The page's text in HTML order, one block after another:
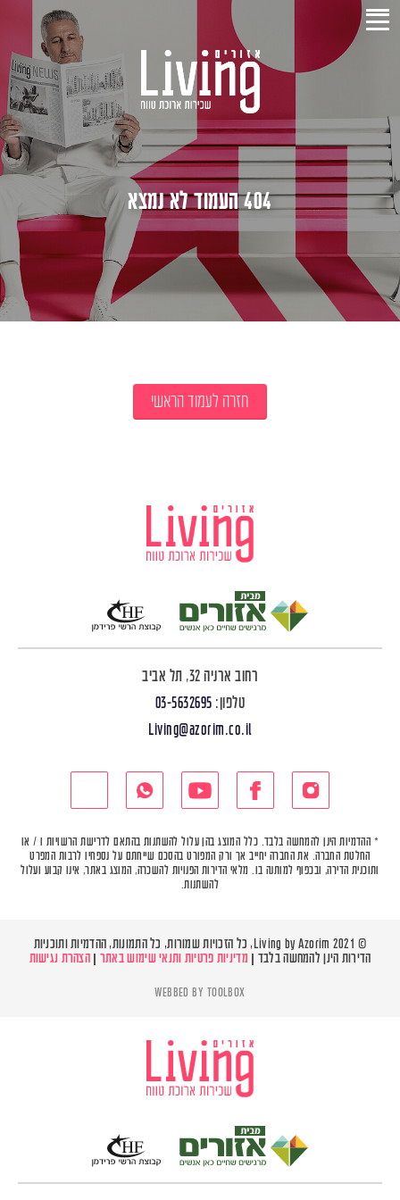
404 העמוד לא נמצא
חזרה לעמוד הראשי
רחוב ארניה 32, תל אביב
טלפון: 03-5632695
Living@azorim.co.il
* ההדמיות הינן להמחשה בלבד. כלל המוצג בהן עלול להשתנות בהתאם לדרישת הרשויות ו / או
החלטת החברה. את החברה יחייב אך ורק המפורט בהסכם שייחתם על נספחיו לרבות המפרט
ותוכנית הדירה, ובכפוף למותנה בו. מלאי הדירות הפנויות להשכרה, המוצג באתר, אינו קבוע ועלול
להשתנות.
© Living by Azorim 2021, כל הזכויות שמורות, כל התמונות, ההדמיות ותוכניות
הדירות הינן להמחשה בלבד |
מדיניות פרטיות ותנאי שימוש באתר הצהרת נגישות
WEBBED BY TOOLBOX